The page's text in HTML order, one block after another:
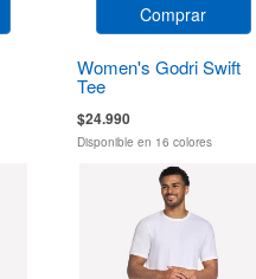
Comprar
Women's Godri Swift
Tee
$24.990
Disponible en 16 colores